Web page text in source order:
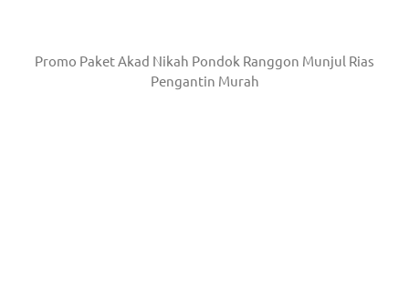
Promo Paket Akad Nikah Pondok Ranggon Munjul Rias
Pengantin Murah